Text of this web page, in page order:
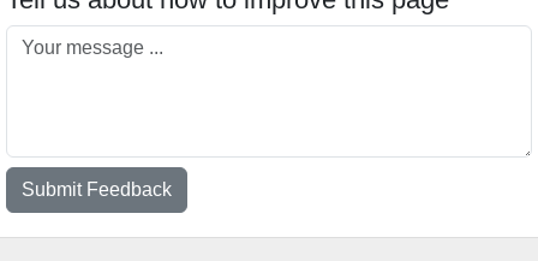
Submit Feedback